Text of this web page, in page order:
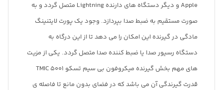
Apple و دیگر دستگاه های دارنده Lightning متصل گردد و به
صورت مستقیم به ضبط صدا بپردازد. وجود یک پورت لایتنینگ
مادگی در گیرنده این امکان را می دهد تا از این درگاه به
دستگاه رسیور صدا یا ضبط کننده صدا متصل گردد. یکی از مزیت
های مهم بخش گیرنده میکروفون بی سیم تسکو TMIC 5001
قدرت گیرندگی آن می باشد که در فضای بدون مانع تا فاصله ی